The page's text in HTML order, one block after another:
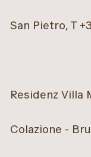
San Pietro, T
Residenz Villa
Colazione -